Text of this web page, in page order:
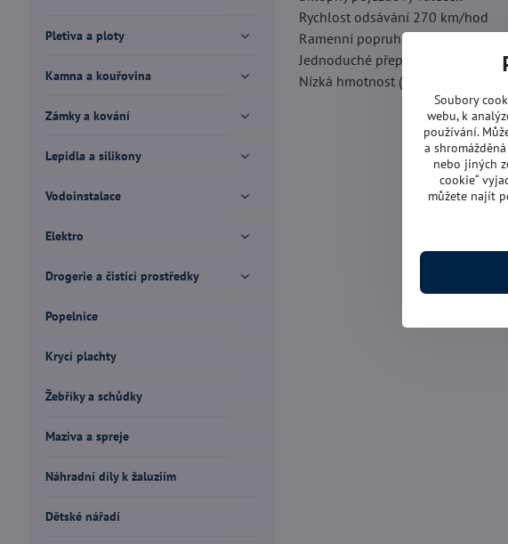
Rychlost odsávání 270 km/hod
Ramenní popruh pro snadnou
Jednoduché přepínání mezi
Nízká hmotnost (5,73 kg)
Pletiva a ploty
Kamna a kouřovina
Zámky a kování
Lepidla a silikony
Vodoinstalace
Elektro
Drogerie a čistící prostředky
Popelnice
Krycí plachty
Žebříky a schůdky
Maziva a spreje
Náhradní díly k žaluziím
Dětské nářadí
Soubory
webu, k
používání.
a
nebo jiných
cookie“
můžete najít